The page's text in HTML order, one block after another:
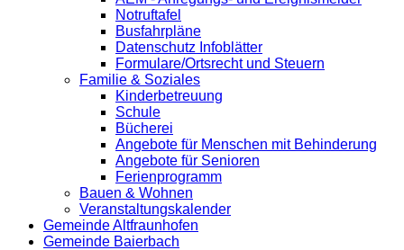
Notruftafel
Busfahrpläne
Datenschutz Infoblätter
Formulare/Ortsrecht und Steuern
Familie & Soziales
Kinderbetreuung
Schule
Bücherei
Angebote für Menschen mit Behinderung
Angebote für Senioren
Ferienprogramm
Bauen & Wohnen
Veranstaltungskalender
Gemeinde Altfraunhofen
Gemeinde Baierbach